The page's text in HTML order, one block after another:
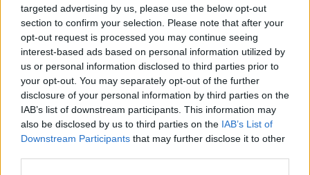
targeted advertising by us, please use the below opt-out
section to confirm your selection. Please note that after your
opt-out request is processed you may continue seeing
interest-based ads based on personal information utilized by
us or personal information disclosed to third parties prior to
your opt-out. You may separately opt-out of the further
disclosure of your personal information by third parties on the
IAB’s list of downstream participants. This information may
also be disclosed by us to third parties on the IAB’s List of
Downstream Participants that may further disclose it to other
NEWSROOM/ 02 Ιουν 2023